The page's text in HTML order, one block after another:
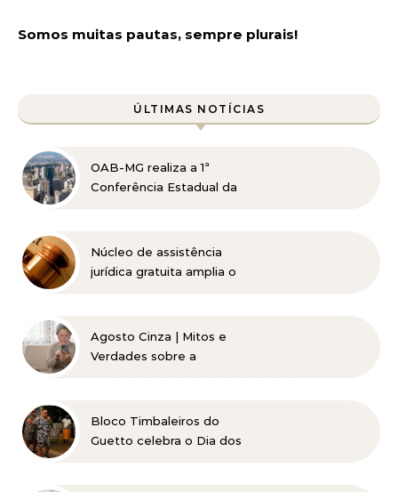
Somos muitas pautas, sempre plurais!
ÚLTIMAS NOTÍCIAS
OAB-MG realiza a 1ª
Conferência Estadual da
referência nacional
Núcleo de assistência
jurídica gratuita amplia o
Agosto Cinza | Mitos e
Verdades sobre a
Bloco Timbaleiros do
Guetto celebra o Dia dos